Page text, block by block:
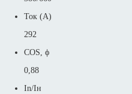
Ток (А)
292
COS, ϕ
0,88
In/Iн